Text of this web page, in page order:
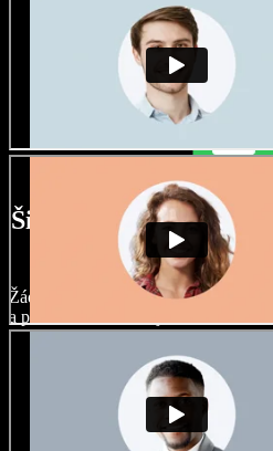
Široký výběr
Žádné dva projekty nemusí znít
a přízvuků a dolaďte je k dokonalosti.